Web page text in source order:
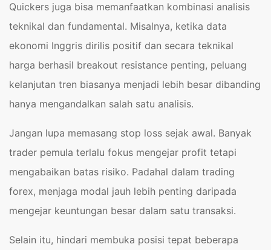
Quickers juga bisa memanfaatkan kombinasi analisis
teknikal dan fundamental. Misalnya, ketika data
ekonomi Inggris dirilis positif dan secara teknikal
harga berhasil breakout resistance penting, peluang
kelanjutan tren biasanya menjadi lebih besar dibanding
hanya mengandalkan salah satu analisis.
Jangan lupa memasang stop loss sejak awal. Banyak
trader pemula terlalu fokus mengejar profit tetapi
mengabaikan batas risiko. Padahal dalam trading
forex, menjaga modal jauh lebih penting daripada
mengejar keuntungan besar dalam satu transaksi.
Selain itu, hindari membuka posisi tepat beberapa